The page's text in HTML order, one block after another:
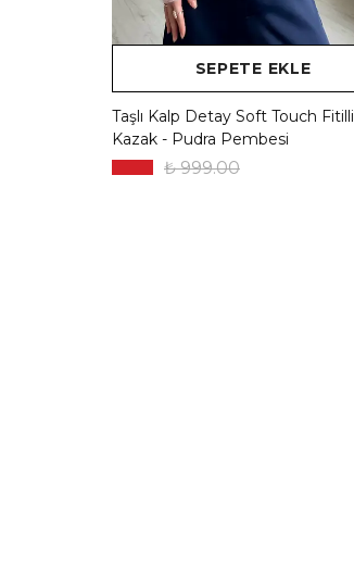
SEPETE EKLE
Taşlı Kalp Detay Soft Touch Fitilli
Kazak - Pudra Pembesi
%50
₺ 999.00